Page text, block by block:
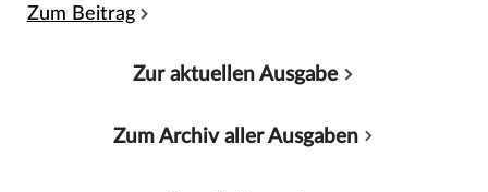
Zum Beitrag
Zur aktuellen Ausgabe
Zum Archiv aller Ausgaben